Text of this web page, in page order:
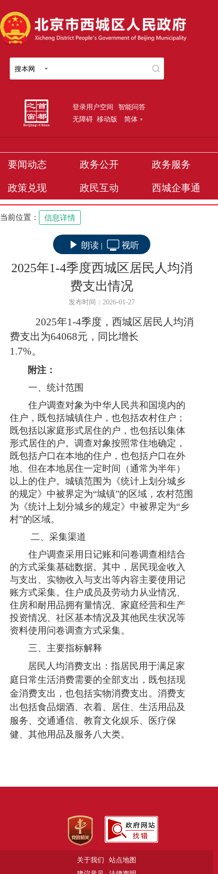
搜本网
登录用户空间 智能问答
无障碍 移动版 简体
要闻动态 政务公开 政务服务
政策兑现 政民互动 西城企事通
当前位置： 信息详情
朗读 | 视听
2025年1-4季度西城区居民人均消
费支出情况
发布时间：2026-01-27
2025年1-4季度 ， 西城区居民人均消
费支出为64068元， 同比增长
1.7%。
附注：
一、 统计范围
住户调查对象为中华人民共和国境内的
住户，既包括城镇住户，也包括农村住户；
既包括以家庭形式居住的户，也包括以集体
形式居住的户。调查对象按照常住地确定，
既包括户口在本地的住户，也包括户口在外
地、但在本地居住一定时间（通常为半年）
以上的住户。城镇范围为《统计上划分城乡
的规定》中被界定为“城镇”的区域，农村范围
为《统计上划分城乡的规定》中被界定为“乡
村”的区域。
二、采集渠道
住户调查采用日记账和问卷调查相结合
的方式采集基础数据。其中，居民现金收入
与支出、实物收入与支出等内容主要使用记
账方式采集。住户成员及劳动力从业情况、
住房和耐用品拥有量情况、家庭经营和生产
投资情况、社区基本情况及其他民生状况等
资料使用问卷调查方式采集。
三、主要指标解释
居民人均消费支出：指居民用于满足家
庭日常生活消费需要的全部支出， 既包括现
金消费支出，也包括实物消费支出。 消费支
出包括食品烟酒、衣着、居住、生活用品及
服务、交通通信、教育文化娱乐、医疗保
健、其他用品及服务八大类。
关于我们 站点地图